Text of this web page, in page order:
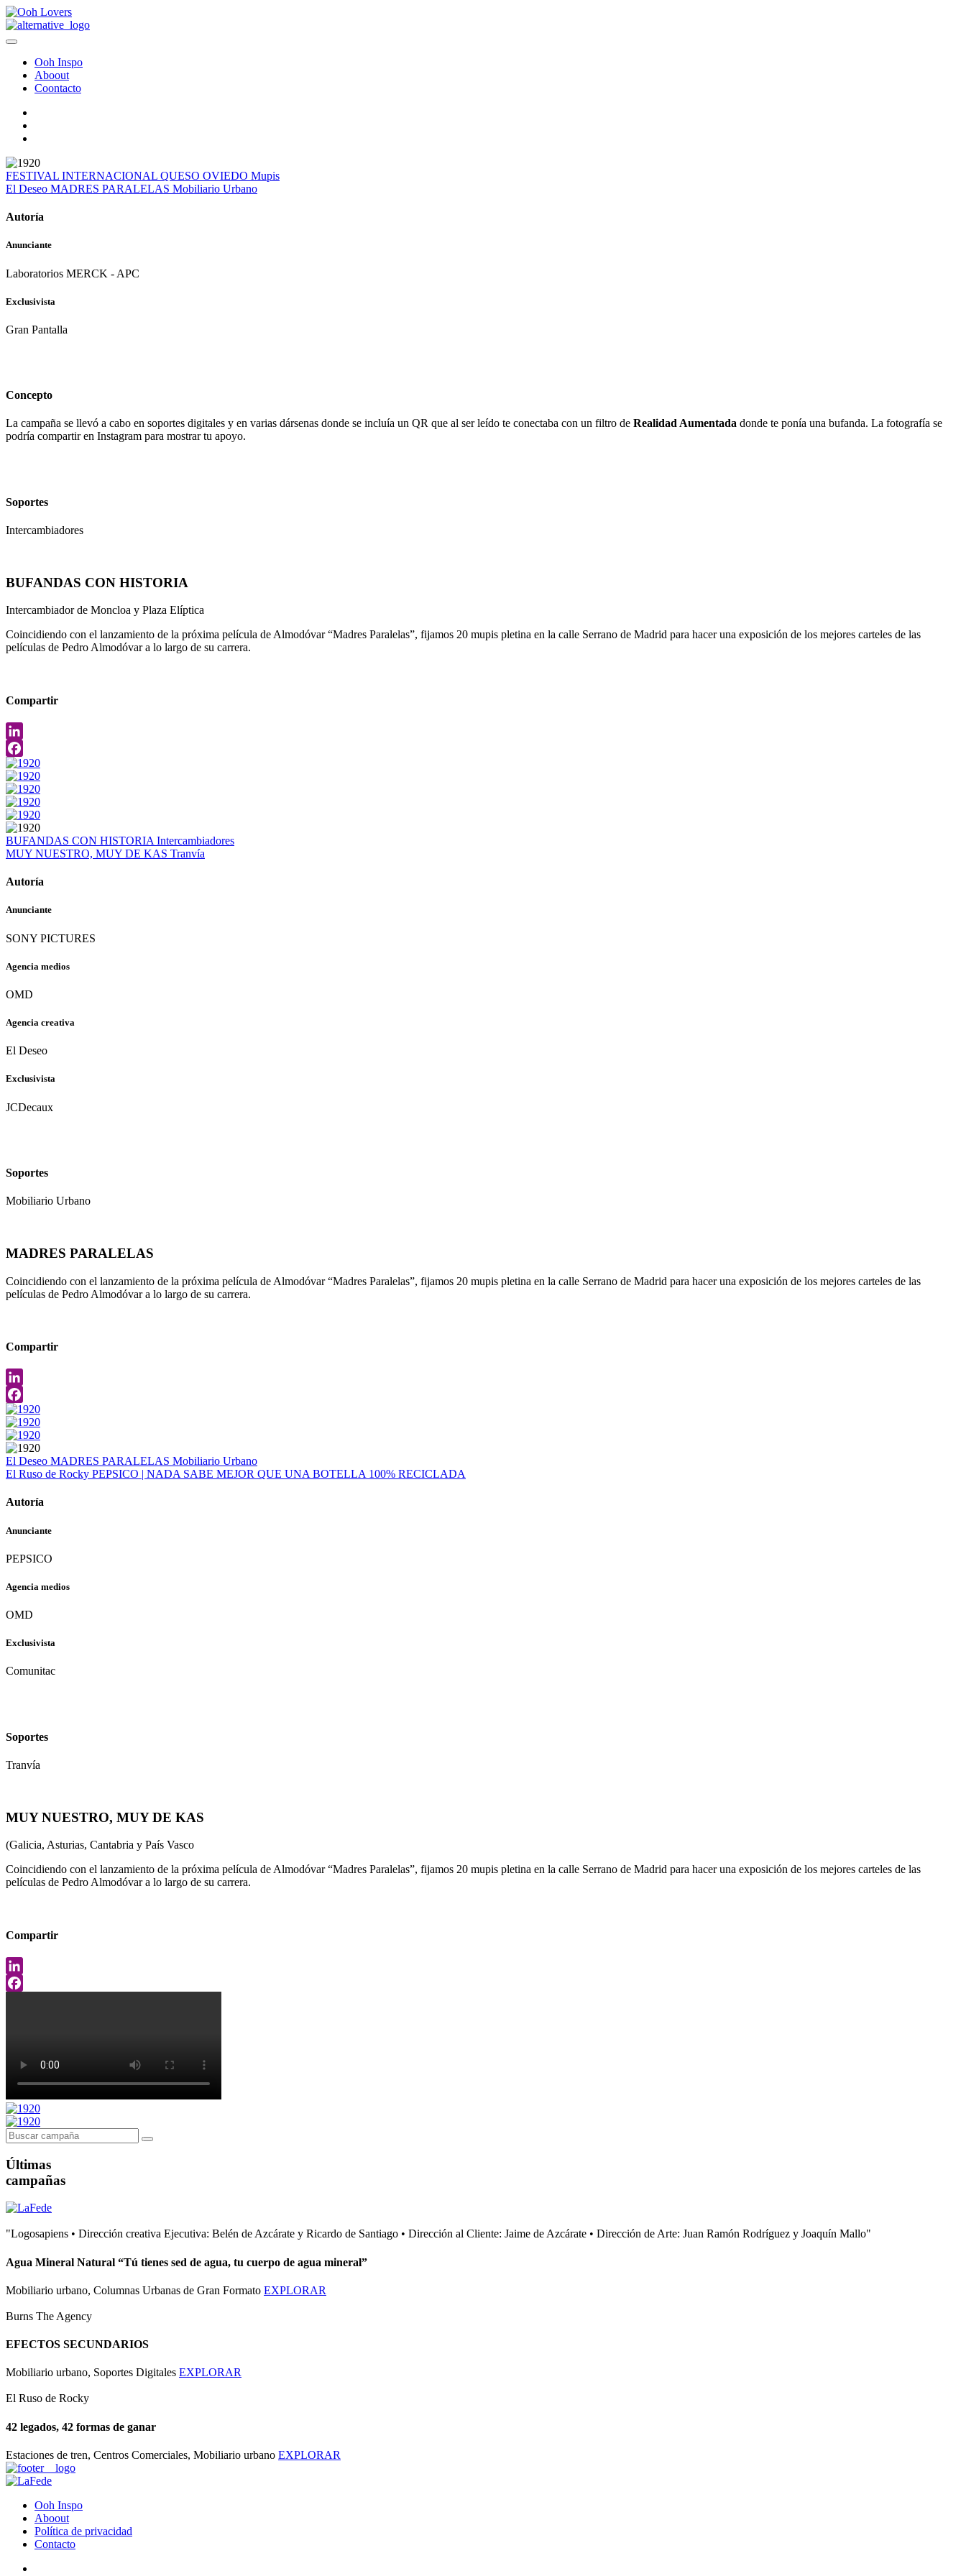
Ooh Inspo
Aboout
Coontacto
FESTIVAL INTERNACIONAL QUESO OVIEDO Mupis
El Deseo MADRES PARALELAS Mobiliario Urbano
Autoría
Anunciante
Laboratorios MERCK - APC
Exclusivista
Gran Pantalla
Concepto
La campaña se llevó a cabo en soportes digitales y en varias dársenas donde se incluía un QR que al ser leído te conectaba con un filtro de Realidad Aumentada donde te ponía una bufanda. La fotografía se
podría compartir en Instagram para mostrar tu apoyo.
Soportes
Intercambiadores
BUFANDAS CON HISTORIA
Intercambiador de Moncloa y Plaza Elíptica
Coincidiendo con el lanzamiento de la próxima película de Almodóvar “Madres Paralelas”, fijamos 20 mupis pletina en la calle Serrano de Madrid para hacer una exposición de los mejores carteles de las
películas de Pedro Almodóvar a lo largo de su carrera.
Compartir
LinkedIn
Facebook
BUFANDAS CON HISTORIA Intercambiadores
MUY NUESTRO, MUY DE KAS Tranvía
Autoría
Anunciante
SONY PICTURES
Agencia medios
OMD
Agencia creativa
El Deseo
Exclusivista
JCDecaux
Soportes
Mobiliario Urbano
MADRES PARALELAS
Coincidiendo con el lanzamiento de la próxima película de Almodóvar “Madres Paralelas”, fijamos 20 mupis pletina en la calle Serrano de Madrid para hacer una exposición de los mejores carteles de las
películas de Pedro Almodóvar a lo largo de su carrera.
Compartir
LinkedIn
Facebook
El Deseo MADRES PARALELAS Mobiliario Urbano
El Ruso de Rocky PEPSICO | NADA SABE MEJOR QUE UNA BOTELLA 100% RECICLADA
Autoría
Anunciante
PEPSICO
Agencia medios
OMD
Exclusivista
Comunitac
Soportes
Tranvía
MUY NUESTRO, MUY DE KAS
(Galicia, Asturias, Cantabria y País Vasco
Coincidiendo con el lanzamiento de la próxima película de Almodóvar “Madres Paralelas”, fijamos 20 mupis pletina en la calle Serrano de Madrid para hacer una exposición de los mejores carteles de las
películas de Pedro Almodóvar a lo largo de su carrera.
Compartir
LinkedIn
Últimas
campañas
"Logosapiens • Dirección creativa Ejecutiva: Belén de Azcárate y Ricardo de Santiago • Dirección al Cliente: Jaime de Azcárate • Dirección de Arte: Juan Ramón Rodríguez y Joaquín Mallo"
Agua Mineral Natural “Tú tienes sed de agua, tu cuerpo de agua mineral”
Mobiliario urbano, Columnas Urbanas de Gran Formato EXPLORAR
Burns The Agency
EFECTOS SECUNDARIOS
Mobiliario urbano, Soportes Digitales EXPLORAR
El Ruso de Rocky
42 legados, 42 formas de ganar
Estaciones de tren, Centros Comerciales, Mobiliario urbano EXPLORAR
Ooh Inspo
Aboout
Política de privacidad
Contacto